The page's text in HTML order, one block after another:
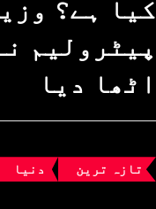
کیا ہے؟
پیٹرولیم
اٹھا دیا
تازہ ترین دنیا